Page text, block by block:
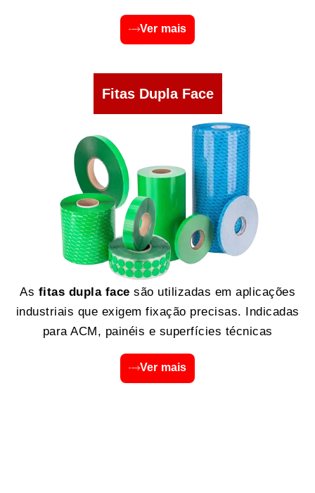
Ver mais
Fitas Dupla Face
As fitas dupla face são utilizadas em aplicações
industriais que exigem fixação precisas. Indicadas
para ACM, painéis e superfícies técnicas
Ver mais